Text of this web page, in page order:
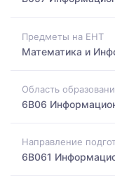
Предметы на ЕНТ
Математика и
Область
6B06
Направление
6B061